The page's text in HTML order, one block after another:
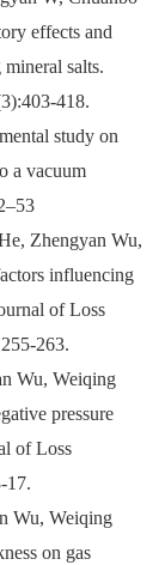
effects and
salts.
418.
study on
a vacuum
Zhengyan Wu,
influencing
of Loss
263.
Wu, Weiqing
pressure
of Loss
17.
Wu, Weiqing
on gas